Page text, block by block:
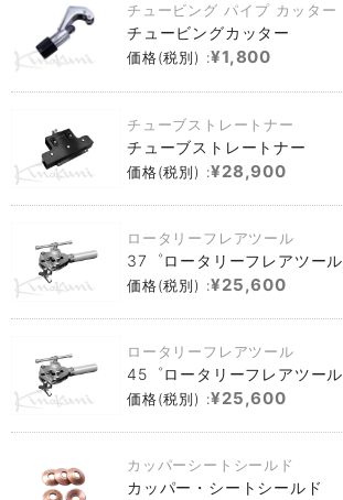
チュービング パイプ カッター
チュービングカッター
価格(税別) :¥1,800
チューブストレートナー
チューブストレートナー
価格(税別) :¥28,900
ロータリーフレアツール
37゜ロータリーフレアツール
価格(税別) :¥25,600
ロータリーフレアツール
45゜ロータリーフレアツール
価格(税別) :¥25,600
カッパーシートシールド
カッパー・シートシールド